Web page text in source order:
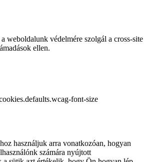
weboldalunk védelmére szolgál a cross-site
ellen.
font-size
használjuk arra vonatkozóan, hogyan
számára nyújtott